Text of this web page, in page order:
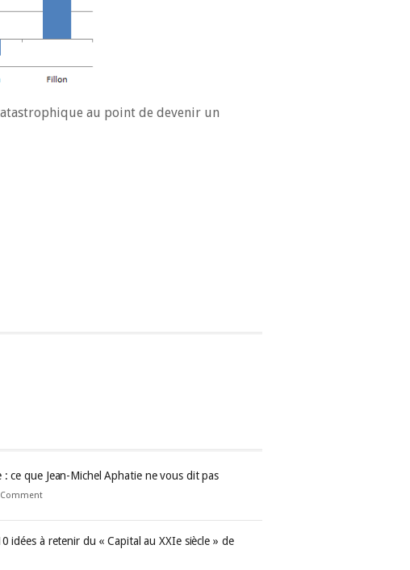
au point de devenir un
: ce que Jean-Michel Aphatie ne vous dit pas
idées à retenir du « Capital au XXIe siècle » de